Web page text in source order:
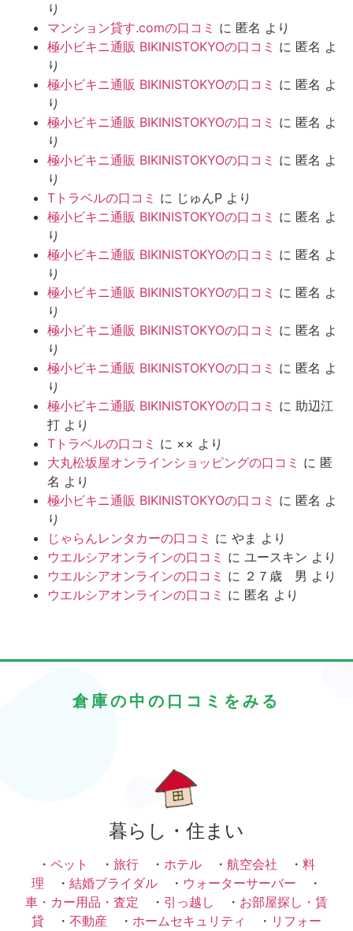
り
マンション貸す.comの口コミ に 匿名 より
極小ビキニ通販 BIKINISTOKYOの口コミ に 匿名 よ
り
極小ビキニ通販 BIKINISTOKYOの口コミ に 匿名 よ
り
極小ビキニ通販 BIKINISTOKYOの口コミ に 匿名 よ
り
極小ビキニ通販 BIKINISTOKYOの口コミ に 匿名 よ
り
Tトラベルの口コミ に じゅんP より
極小ビキニ通販 BIKINISTOKYOの口コミ に 匿名 よ
り
極小ビキニ通販 BIKINISTOKYOの口コミ に 匿名 よ
り
極小ビキニ通販 BIKINISTOKYOの口コミ に 匿名 よ
り
極小ビキニ通販 BIKINISTOKYOの口コミ に 匿名 よ
り
極小ビキニ通販 BIKINISTOKYOの口コミ に 匿名 よ
り
極小ビキニ通販 BIKINISTOKYOの口コミ に 助辺江
打 より
Tトラベルの口コミ に ×× より
大丸松坂屋オンラインショッピングの口コミ に 匿
名 より
極小ビキニ通販 BIKINISTOKYOの口コミ に 匿名 よ
り
じゃらんレンタカーの口コミ に やま より
ウエルシアオンラインの口コミ に ユースキン より
ウエルシアオンラインの口コミ に ２７歳 男 より
ウエルシアオンラインの口コミ に 匿名 より
倉庫の中の口コミをみる
暮らし・住まい
・ ペット ・ 旅行 ・ ホテル ・ 航空会社 ・ 料
理 ・ 結婚ブライダル ・ ウォーターサーバー ・
車・カー用品・査定 ・ 引っ越し ・ お部屋探し・賃
貸 ・ 不動産 ・ ホームセキュリティ ・ リフォー